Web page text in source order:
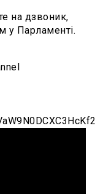
на дзвоник,
у Парламенті.